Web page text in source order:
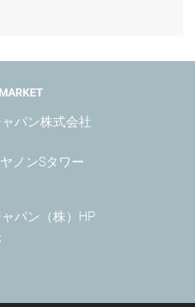
パン株式会社
ノンSタワー
パン（株）HP